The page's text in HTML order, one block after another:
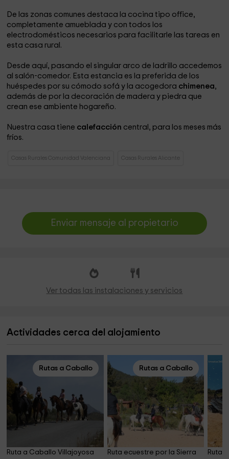
De las zonas comunes destaca la cocina tipo office,
completamente amueblada y con todos los
electrodomésticos necesarios para facilitarle las tareas en
esta casa rural.
Desde aquí, pasando el singular arco de ladrillo accedemos
al salón-comedor. Esta estancia es la preferida de los
huéspedes por su cómodo sofá y la acogedora chimenea,
además de por la decoración de madera y piedra que
crean ese ambiente hogareño.
Nuestra casa tiene calefacción central, para los meses más
fríos.
Casas Rurales Comunidad Valenciana Casas Rurales Alicante
Enviar mensaje al propietario
Ver todas las instalaciones y servicios
Actividades cerca del alojamiento
Rutas a Caballo
Ruta a Caballo Villajoyosa
Rutas a Caballo
Ruta ecuestre por la Sierra Ruta